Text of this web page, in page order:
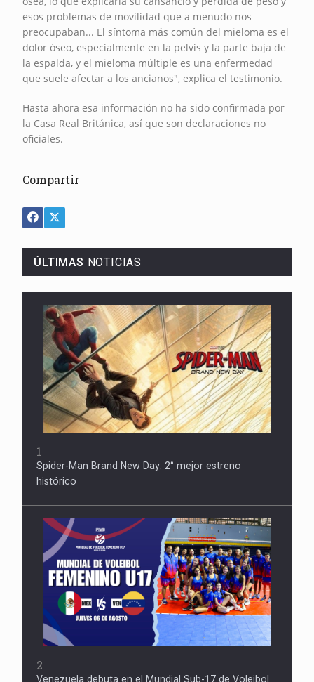
esos problemas de movilidad que a menudo nos
preocupaban... El síntoma más común del mieloma es el
dolor óseo, especialmente en la pelvis y la parte baja de
la espalda, y el mieloma múltiple es una enfermedad
que suele afectar a los ancianos", explica el testimonio.
Hasta ahora esa información no ha sido confirmada por
la Casa Real Británica, así que son declaraciones no
oficiales.
Compartir
ÚLTIMAS NOTICIAS
1
Spider-Man Brand New Day: 2° mejor estreno
histórico
2
Venezuela debuta en el Mundial Sub-17 de Voleibol